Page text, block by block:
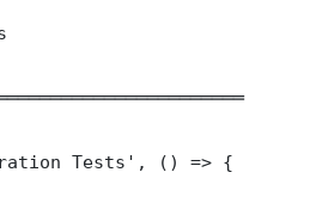
Tests', () => {